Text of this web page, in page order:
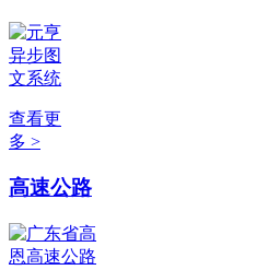
查看更
多 >
高速公路